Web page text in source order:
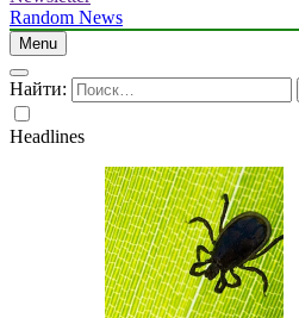
Random News
Menu
Найти:
Headlines